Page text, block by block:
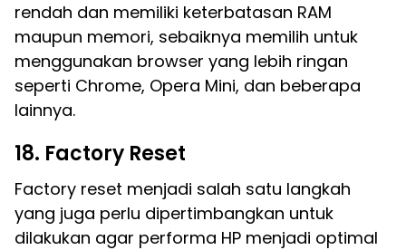
rendah dan memiliki keterbatasan RAM
maupun memori, sebaiknya memilih untuk
menggunakan browser yang lebih ringan
seperti Chrome, Opera Mini, dan beberapa
lainnya.
18. Factory Reset
Factory reset menjadi salah satu langkah
yang juga perlu dipertimbangkan untuk
dilakukan agar performa HP menjadi optimal